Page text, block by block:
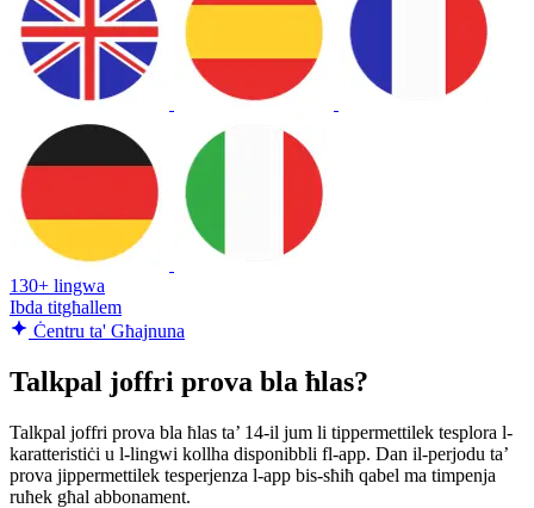
130+ lingwa
Ibda titgħallem
Ċentru ta' Għajnuna
Talkpal joffri prova bla ħlas?
Talkpal joffri prova bla ħlas ta’ 14-il jum li tippermettilek tesplora l-
karatteristiċi u l-lingwi kollha disponibbli fl-app. Dan il-perjodu ta’
prova jippermettilek tesperjenza l-app bis-sħiħ qabel ma timpenja
ruħek għal abbonament.